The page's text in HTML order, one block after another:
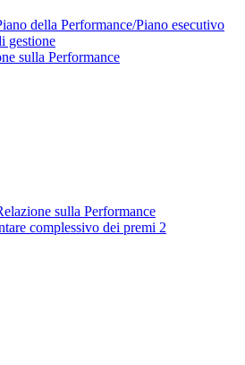
della Performance/Piano esecutivo
gestione
sulla Performance
sulla Performance
complessivo dei premi 2